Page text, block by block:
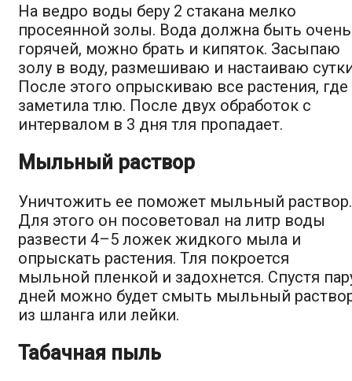
На ведро воды беру 2 стакана мелко
просеянной золы. Вода должна быть очень
горячей, можно брать и кипяток. Засыпаю
золу в воду, размешиваю и настаиваю
После этого опрыскиваю все растения, где
заметила тлю. После двух обработок с
интервалом в 3 дня тля пропадает.
Мыльный раствор
Уничтожить ее поможет мыльный раствор.
Для этого он посоветовал на литр воды
развести 4–5 ложек жидкого мыла и
опрыскать растения. Тля покроется
мыльной пленкой и задохнется. Спустя
дней можно будет смыть мыльный
из шланга или лейки.
Табачная пыль